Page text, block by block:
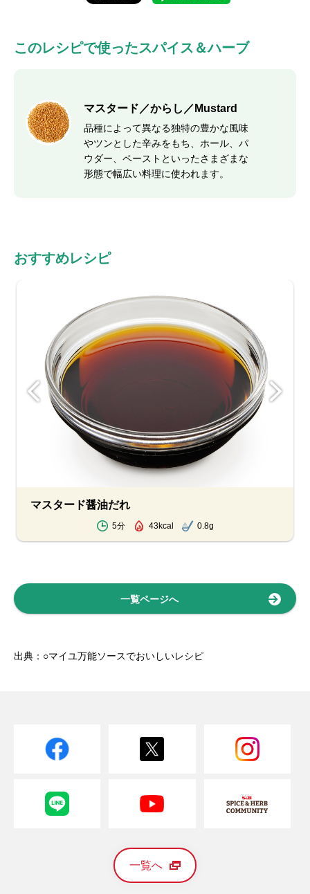
このレシピで使ったスパイス＆ハーブ
マスタード／からし／Mustard
品種によって異なる独特の豊かな風味
やツンとした辛みをもち、ホール、パ
ウダー、ペーストといったさまざまな
形態で幅広い料理に使われます。
おすすめレシピ
マスタード醤油だれ
5分 43kcal 0.8g
一覧ページへ
出典：○マイユ万能ソースでおいしいレシピ
一覧へ